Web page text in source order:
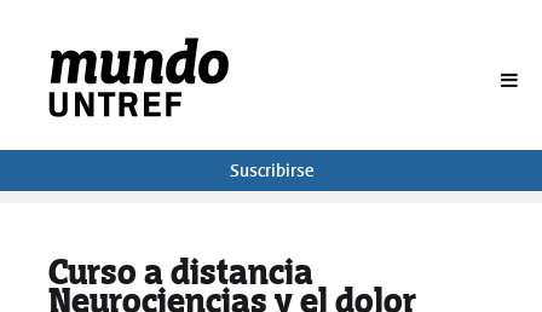
Suscribirse
Curso a distancia
Neurociencias y el dolor